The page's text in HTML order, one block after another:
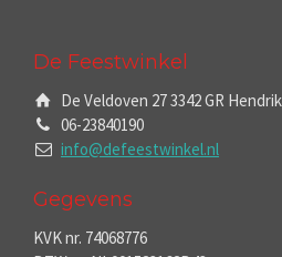
De Feestwinkel
De Veldoven 27 3342 GR
06-23840190
info@defeestwinkel.nl
Gegevens
KVK nr. 74068776